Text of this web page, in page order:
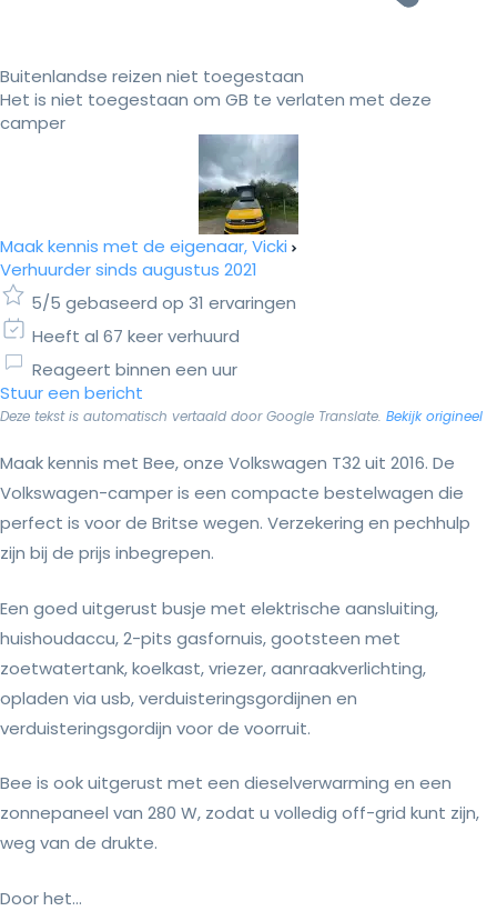
Buitenlandse reizen niet toegestaan
Het is niet toegestaan om GB te verlaten met deze
camper
Maak kennis met de eigenaar, Vicki
Verhuurder sinds augustus 2021
5/5 gebaseerd op 31 ervaringen
Heeft al 67 keer verhuurd
Reageert binnen een uur
Stuur een bericht
Deze tekst is automatisch vertaald door Google Translate. Bekijk origineel
Maak kennis met Bee, onze Volkswagen T32 uit 2016. De
Volkswagen-camper is een compacte bestelwagen die
perfect is voor de Britse wegen. Verzekering en pechhulp
zijn bij de prijs inbegrepen.
Een goed uitgerust busje met elektrische aansluiting,
huishoudaccu, 2-pits gasfornuis, gootsteen met
zoetwatertank, koelkast, vriezer, aanraakverlichting,
opladen via usb, verduisteringsgordijnen en
verduisteringsgordijn voor de voorruit.
Bee is ook uitgerust met een dieselverwarming en een
zonnepaneel van 280 W, zodat u volledig off-grid kunt zijn,
weg van de drukte.
Door het...